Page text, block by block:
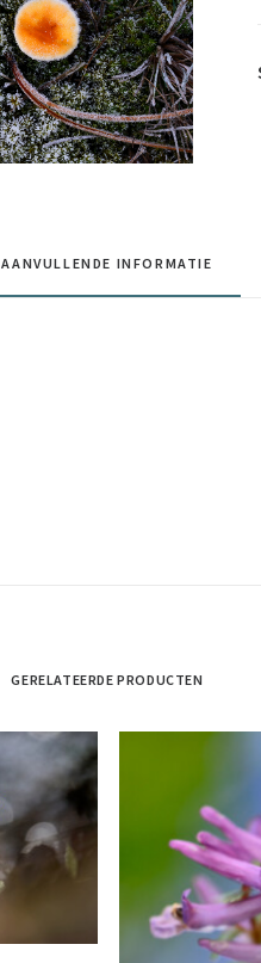
AANVULLENDE INFORMATIE
GERELATEERDE PRODUCTEN